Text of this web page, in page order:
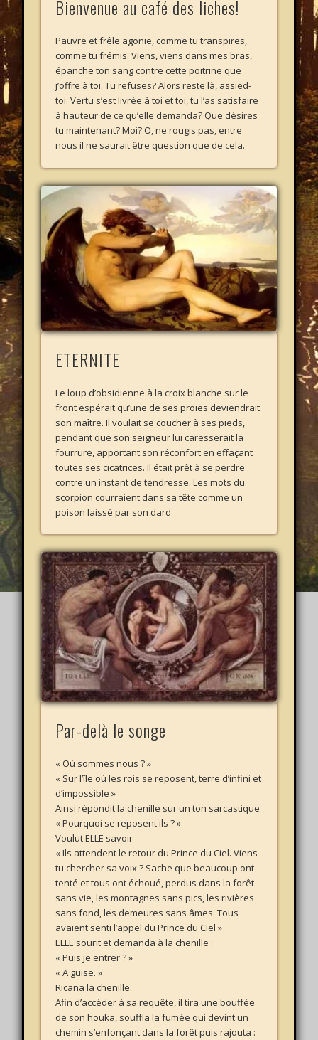
Bienvenue au café des liches!
Pauvre et frêle agonie, comme tu transpires,
comme tu frémis. Viens, viens dans mes bras,
épanche ton sang contre cette poitrine que
j’offre à toi. Tu refuses? Alors reste là, assied-
toi. Vertu s’est livrée à toi et toi, tu l’as satisfaire
à hauteur de ce qu’elle demanda? Que désires
tu maintenant? Moi? O, ne rougis pas, entre
nous il ne saurait être question que de cela.
ETERNITE
Le loup d’obsidienne à la croix blanche sur le
front espérait qu’une de ses proies deviendrait
son maître. Il voulait se coucher à ses pieds,
pendant que son seigneur lui caresserait la
fourrure, apportant son réconfort en effaçant
toutes ses cicatrices. Il était prêt à se perdre
contre un instant de tendresse. Les mots du
scorpion courraient dans sa tête comme un
poison laissé par son dard
Par-delà le songe
« Où sommes nous ? »
« Sur l’île où les rois se reposent, terre d’infini et
d’impossible »
Ainsi répondit la chenille sur un ton sarcastique
« Pourquoi se reposent ils ? »
Voulut ELLE savoir
« Ils attendent le retour du Prince du Ciel. Viens
tu chercher sa voix ? Sache que beaucoup ont
tenté et tous ont échoué, perdus dans la forêt
sans vie, les montagnes sans pics, les rivières
sans fond, les demeures sans âmes. Tous
avaient senti l’appel du Prince du Ciel »
ELLE sourit et demanda à la chenille :
« Puis je entrer ? »
« A guise. »
Ricana la chenille.
Afin d’accéder à sa requête, il tira une bouffée
de son houka, souffla la fumée qui devint un
chemin s’enfonçant dans la forêt puis rajouta :